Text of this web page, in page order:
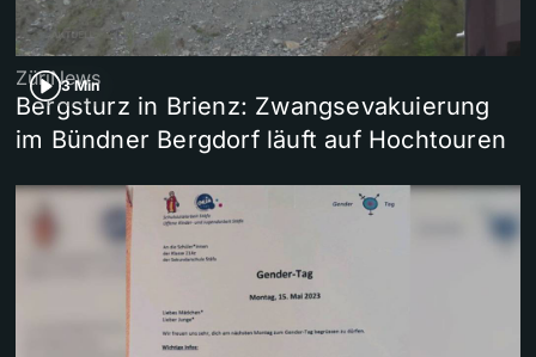
3 Min
ZüriNews
Bergsturz in Brienz: Zwangsevakuierung
im Bündner Bergdorf läuft auf Hochtouren